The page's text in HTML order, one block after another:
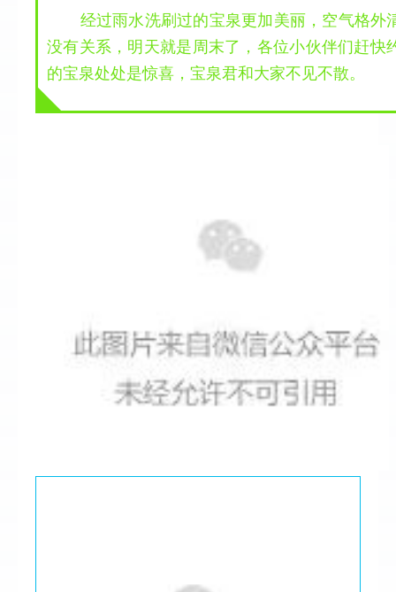
经过雨水洗刷过的宝泉更加美丽，空气格外
没有关系，明天就是周末了，各位小伙伴们赶快
的宝泉处处是惊喜，宝泉君和大家不见不散。